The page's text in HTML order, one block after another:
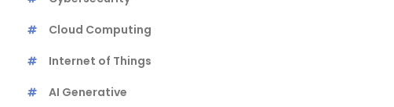
Cloud Computing
Internet of Things
AI Generative